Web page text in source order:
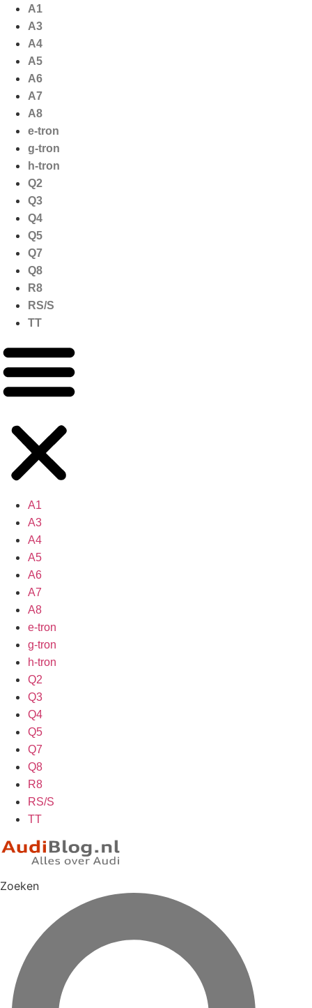
naar
inhoud
A1
A3
A4
A5
A6
A7
A8
e-tron
g-tron
h-tron
Q2
Q3
Q4
Q5
Q7
Q8
R8
RS/S
TT
A1
A3
A4
A5
A6
A7
A8
e-tron
g-tron
h-tron
Q2
Q3
Q4
Q5
Q7
Q8
R8
RS/S
TT
Zoeken